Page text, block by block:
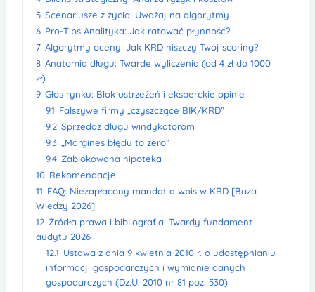
5 Scenariusze z życia: Uważaj na algorytmy
6 Pro-Tips Analityka: Jak ratować płynność?
7 Algorytmy oceny: Jak KRD niszczy Twój scoring?
8 Anatomia długu: Twarde wyliczenia (od 4 zł do 1000
zł)
9 Głos rynku: Blok ostrzeżeń i eksperckie opinie
9.1 Fałszywe firmy „czyszczące BIK/KRD”
9.2 Sprzedaż długu windykatorom
9.3
„Margines błędu to zero”
9.4 Zablokowana hipoteka
10 Rekomendacje
11 FAQ: Niezapłacony mandat a wpis w KRD [Baza
Wiedzy 2026]
12 Źródła prawa i bibliografia: Twardy fundament
audytu 2026
12.1 Ustawa z dnia 9 kwietnia 2010 r. o udostępnianiu
informacji gospodarczych i wymianie danych
gospodarczych (Dz.U. 2010 nr 81 poz. 530)